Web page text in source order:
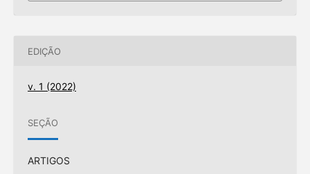
EDIÇÃO
v. 1 (2022)
SEÇÃO
ARTIGOS